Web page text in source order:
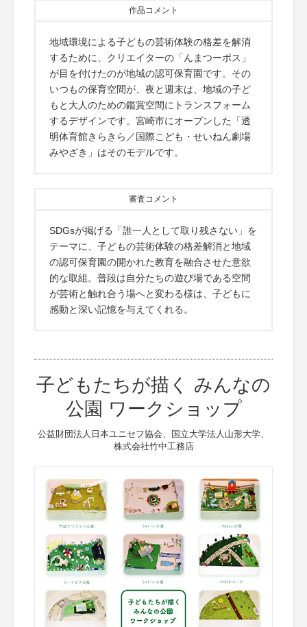
作品コメント
地域環境による子どもの芸術体験の格差を解消
するために、クリエイターの「んまつーポス」
が目を付けたのが地域の認可保育園です。その
いつもの保育空間が、夜と週末は、地域の子ど
もと大人のための鑑賞空間にトランスフォーム
するデザインです。宮崎市にオープンした「透
明体育館きらきら／国際こども・せいねん劇場
みやざき」はそのモデルです。
審査コメント
SDGsが掲げる「誰一人として取り残さない」を
テーマに、子どもの芸術体験の格差解消と地域
の認可保育園の開かれた教育を融合させた意欲
的な取組。普段は自分たちの遊び場である空間
が芸術と触れ合う場へと変わる様は、子どもに
感動と深い記憶を与えてくれる。
子どもたちが描く みんなの
公園 ワークショップ
公益財団法人日本ユニセフ協会、国立大学法人山形大学、
株式会社竹中工務店